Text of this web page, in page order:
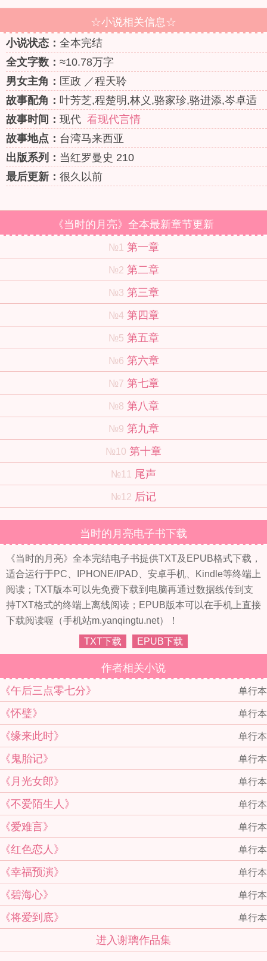
☆小说相关信息☆
小说状态： 全本完结
全文字数： ≈10.78万字
男女主角： 匡政 ／程天聆
故事配角： 叶芳芝,程楚明,林义,骆家珍,骆进添,岑卓适
故事时间： 现代 看现代言情
故事地点： 台湾马来西亚
出版系列： 当红罗曼史 210
最后更新： 很久以前
《当时的月亮》全本最新章节更新
№1 第一章
№2 第二章
№3 第三章
№4 第四章
№5 第五章
№6 第六章
№7 第七章
№8 第八章
№9 第九章
№10 第十章
№11 尾声
№12 后记
当时的月亮电子书下载
《当时的月亮》全本完结电子书提供TXT及EPUB格式下载，
适合运行于PC、IPHONE/IPAD、安卓手机、Kindle等终端上
阅读；TXT版本可以先免费下载到电脑再通过数据线传到支
持TXT格式的终端上离线阅读；EPUB版本可以在手机上直接
下载阅读喔（手机站m.yanqingtu.net）！
TXT下载 EPUB下载
作者相关小说
单行本
《午后三点零七分》
单行本
《怀璧》
单行本
《缘来此时》
单行本
《鬼胎记》
单行本
《月光女郎》
单行本
《不爱陌生人》
单行本
《爱难言》
单行本
《红色恋人》
单行本
《幸福预演》
单行本
《碧海心》
单行本
《将爱到底》
进入谢璃作品集